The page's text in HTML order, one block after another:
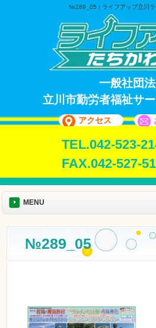
№289_05 | ライフアップ立川ラ
一般社団
立川市勤労者福祉サ
アクセス
TEL.042-523-
FAX.042-527-
MENU
№289_05